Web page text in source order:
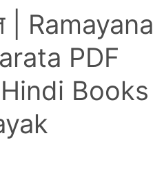
| Ramayana
PDF
Books